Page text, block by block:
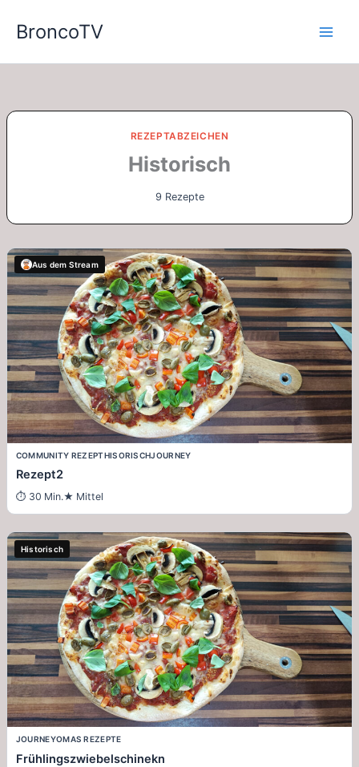
InhaltBroncoTV
REZEPTABZEICHEN
Historisch
9 Rezepte
Aus dem Stream
COMMUNITY REZEPTHISORISCHJOURNEY
Rezept2
30 Min. Mittel
Historisch
JOURNEYOMAS REZEPTE
Frühlingszwiebelschinekn